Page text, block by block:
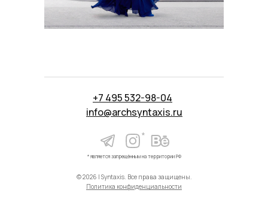
© 2026 | Syntaxis. Все права защищены.
* является запрещённым на территории РФ
Политика конфиденциальности
info@archsyntaxis.ru
*
+7 495 532-98-04